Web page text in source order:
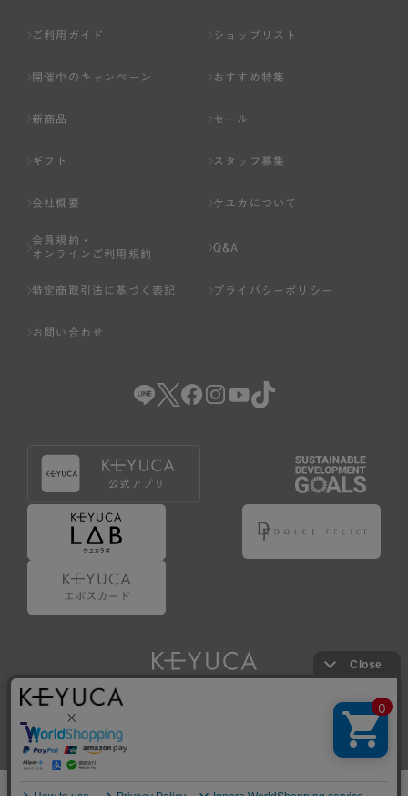
ご利用ガイド ショップリスト
開催中のキャンペーン おすすめ特集
新商品 セール
ギフト スタッフ募集
会社概要 ケユカについて
会員規約・
オンラインご利用規約
Q&A
特定商取引法に基づく表記 プライバシーポリシー
お問い合わせ
Copyright © KAWAJUN Co., Ltd. All Rights Reserved.